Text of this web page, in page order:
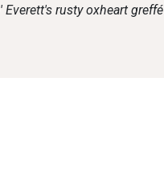
rusty oxheart greffé